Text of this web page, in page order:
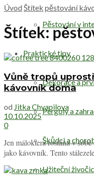
Pěstování v
Praktické tipy
Dekorace a
Pergoly a
Škůdci a
Užiteční
Úvod Štítek pěstování
Štítek:
Vůně tropů
kávovník doma
od Jitka Chvapilova
10.10.2025
0
Jen málokterá rostlina v
jako kávovník. Tento